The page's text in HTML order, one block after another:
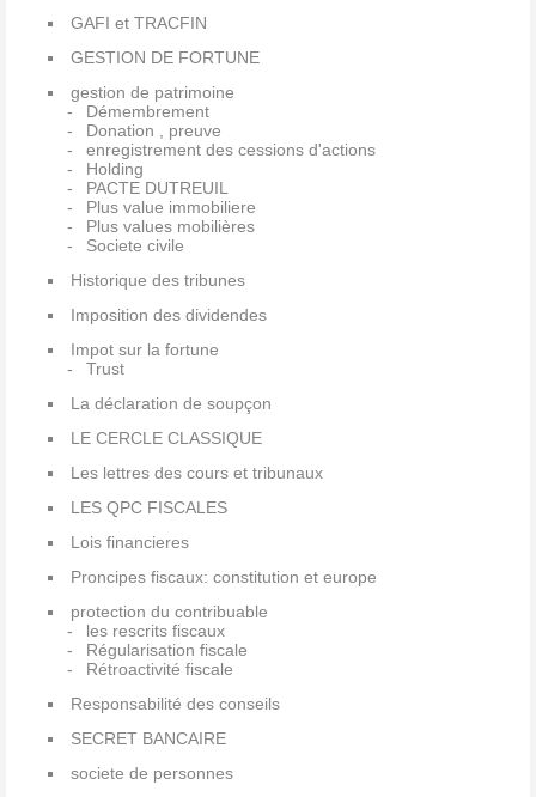
GAFI et TRACFIN
GESTION DE FORTUNE
gestion de patrimoine
Démembrement
Donation , preuve
enregistrement des cessions d'actions
Holding
PACTE DUTREUIL
Plus value immobiliere
Plus values mobilières
Societe civile
Historique des tribunes
Imposition des dividendes
Impot sur la fortune
Trust
La déclaration de soupçon
LE CERCLE CLASSIQUE
Les lettres des cours et tribunaux
LES QPC FISCALES
Lois financieres
Proncipes fiscaux: constitution et europe
protection du contribuable
les rescrits fiscaux
Régularisation fiscale
Rétroactivité fiscale
Responsabilité des conseils
SECRET BANCAIRE
societe de personnes